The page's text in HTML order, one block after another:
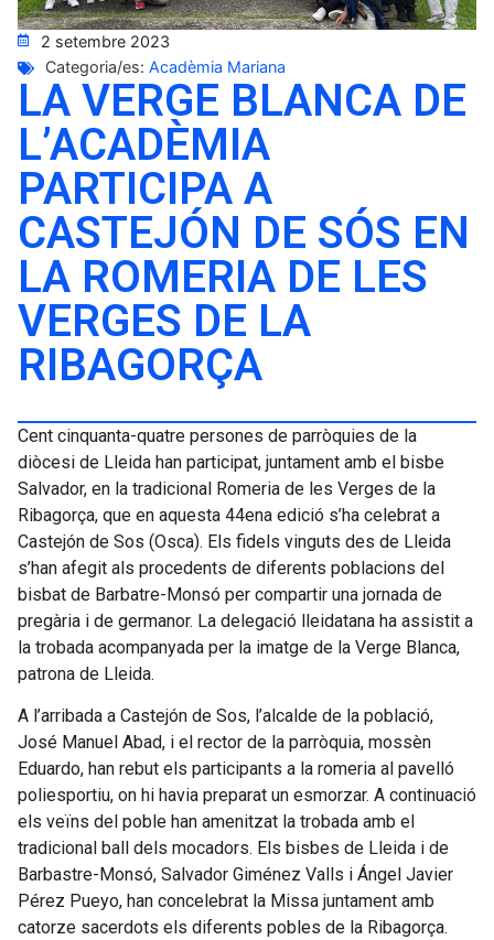
2 setembre 2023
Categoria/es: Acadèmia Mariana
LA VERGE BLANCA DE
L’ACADÈMIA
PARTICIPA A
CASTEJÓN DE SÓS EN
LA ROMERIA DE LES
VERGES DE LA
RIBAGORÇA
Cent cinquanta-quatre persones de parròquies de la
diòcesi de Lleida han participat, juntament amb el bisbe
Salvador, en la tradicional Romeria de les Verges de la
Ribagorça, que en aquesta 44ena edició s’ha celebrat a
Castejón de Sos (Osca). Els fidels vinguts des de Lleida
s’han afegit als procedents de diferents poblacions del
bisbat de Barbatre-Monsó per compartir una jornada de
pregària i de germanor. La delegació lleidatana ha assistit a
la trobada acompanyada per la imatge de la Verge Blanca,
patrona de Lleida.
A l’arribada a Castejón de Sos, l’alcalde de la població,
José Manuel Abad, i el rector de la parròquia, mossèn
Eduardo, han rebut els participants a la romeria al pavelló
poliesportiu, on hi havia preparat un esmorzar. A continuació
els veïns del poble han amenitzat la trobada amb el
tradicional ball dels mocadors. Els bisbes de Lleida i de
Barbastre-Monsó, Salvador Giménez Valls i Ángel Javier
Pérez Pueyo, han concelebrat la Missa juntament amb
catorze sacerdots els diferents pobles de la Ribagorça.